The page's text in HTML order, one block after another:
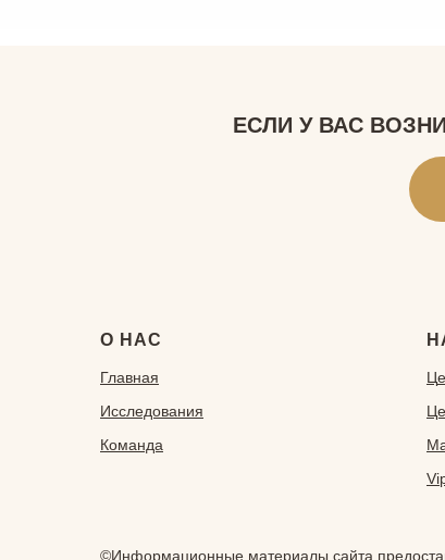
ЕСЛИ У ВАС
О НАС
Главная
Исследования
Команда
Ц
©Информационные материалы сайта